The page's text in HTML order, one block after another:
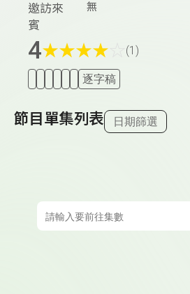
邀訪來
賓
無
4★★★★ (1)
逐字稿
節目單集列表 日期篩選